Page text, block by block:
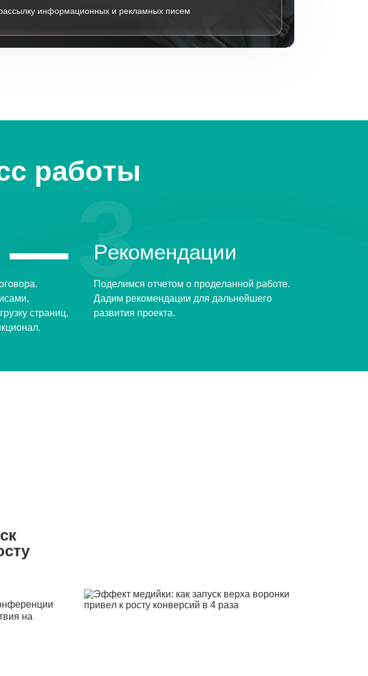
информационных и рекламных писем
работы
страниц,
3
Рекомендации
Поделимся отчетом о проделанной работе.
Дадим рекомендации для дальнейшего
развития проекта.
на